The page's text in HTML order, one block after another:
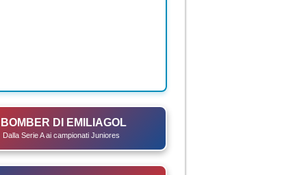
I BOMBER DI EMILIAGOL
Dalla Serie A ai campionati Juniores